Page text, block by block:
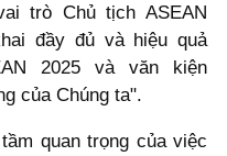
trò Chủ tịch ASEAN
đầy đủ và hiệu quả
2025 và văn kiện
của Chúng ta".
quan trọng của việc